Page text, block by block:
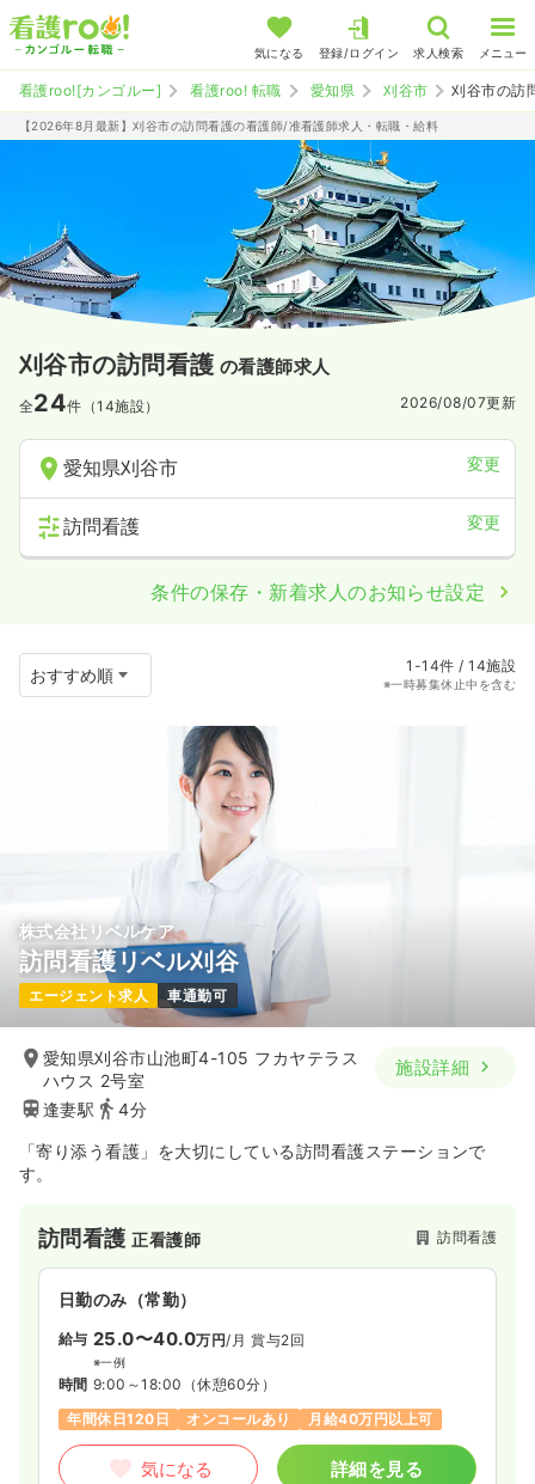
気になる 登録/ログイン 求人検索 メニュー
看護roo![カンゴルー] 看護roo! 転職 愛知県 刈谷市 刈谷市の訪
【2026年8月最新】刈谷市の訪問看護の看護師/准看護師求人・転職・給料
刈谷市の訪問看護 の看護師求人
全24件（14施設） 2026/08/07更新
愛知県刈谷市 変更
訪問看護 変更
条件の保存・新着求人のお知らせ設定
1-14件 / 14施設
※一時募集休止中を含む
株式会社リベルケア
訪問看護リベル刈谷
エージェント求人 車通勤可
愛知県刈谷市山池町4-105 フカヤテラス
ハウス 2号室
逢妻駅
4分
施設詳細
「寄り添う看護」を大切にしている訪問看護ステーションで
す。
訪問看護正看護師 訪問看護
日勤のみ（常勤）
給与 25.0〜40.0万円/月 賞与2回
※一例
時間 9:00～18:00 （休憩60分）
年間休日120日
オンコールあり 月給40万円以上可
気になる 詳細を見る